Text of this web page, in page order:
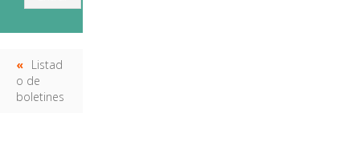
Listad
o de
boletines